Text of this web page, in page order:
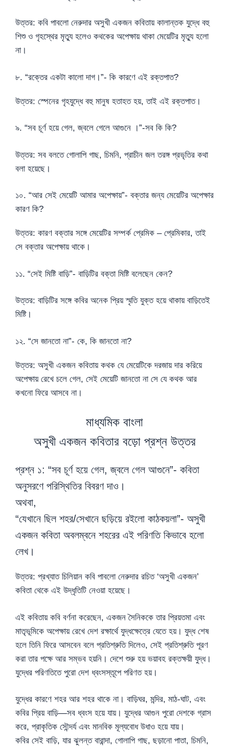
উত্তর: কবি পাবলো নেরুদার অসুখী একজন কবিতায় কালান্তক যুদ্ধে বহু
শিশু ও গৃহস্থের মৃত্যু হলেও কথকের অপেক্ষায় থাকা মেয়েটির মৃত্যু হলো
না।
৮. “রক্তের একটা কালো দাগ।”- কি কারণে এই রক্তপাত?
উত্তর: স্পেনের গৃহযুদ্ধে বহু মানুষ হতাহত হয়, তাই এই রক্তপাত।
৯. “সব চূর্ণ হয়ে গেল, জ্বলে গেলে আগুনে ।”-সব কি কি?
উত্তর: সব বলতে গোলাপি গাছ, চিমনি, প্রাচীন জল তরঙ্গ প্রভৃতির কথা
বলা হয়েছে।
১০. “আর সেই মেয়েটি আমার অপেক্ষায়”- বক্তার জন্য মেয়েটির অপেক্ষার
কারণ কি?
উত্তর: কারণ বক্তার সঙ্গে মেয়েটির সম্পর্ক প্রেমিক – প্রেমিকার, তাই
সে বক্তার অপেক্ষায় থাকে।
১১. “সেই মিষ্টি বাড়ি”- বাড়িটির বক্তা মিষ্টি বলেছেন কেন?
উত্তর: বাড়িটির সঙ্গে কবির অনেক প্রিয় স্মৃতি যুক্ত হয়ে থাকায় বাড়িতেই
মিষ্টি।
১২. “সে জানতো না”- কে, কি জানতো না?
উত্তর: অসুখী একজন কবিতায় কথক যে মেয়েটিকে দরজায় দার করিয়ে
অপেক্ষায় রেখে চলে গেল, সেই মেয়েটি জানতো না সে যে কথক আর
কখনো ফিরে আসবে না।
মাধ্যমিক বাংলা
অসুখী একজন কবিতার বড়ো প্রশ্ন উত্তর
প্রশ্ন ১: “সব চূর্ণ হয়ে গেল, জ্বলে গেল আগুনে”- কবিতা
অনুসরণে পরিস্থিতির বিবরণ দাও।
অথবা,
“যেখানে ছিল শহর/সেখানে ছড়িয়ে রইলো কাঠকয়লা”- অসুখী
একজন কবিতা অবলম্বনে শহরের এই পরিণতি কিভাবে হলো
লেখ।
উত্তর: প্রখ্যাত চিলিয়ান কবি পাবলো নেরুদার রচিত ‘অসুখী একজন’
কবিতা থেকে এই উদ্ধৃতিটি নেওয়া হয়েছে।
এই কবিতায় কবি বর্ণনা করেছেন, একজন সৈনিককে তার প্রিয়তমা এবং
মাতৃভূমিকে অপেক্ষায় রেখে দেশ রক্ষার্থে যুদ্ধক্ষেত্রে যেতে হয়। যুদ্ধ শেষ
হলে তিনি ফিরে আসবেন বলে প্রতিশ্রুতি দিলেও, সেই প্রতিশ্রুতি পূরণ
করা তার পক্ষে আর সম্ভব হয়নি। দেশে শুরু হয় ভয়াবহ রক্তক্ষয়ী যুদ্ধ।
যুদ্ধের পরিণতিতে পুরো দেশ ধ্বংসস্তূপে পরিণত হয়।
যুদ্ধের কারণে শহর আর শহর থাকে না। বাড়িঘর, মন্দির, মাঠ-ঘাট, এবং
কবির প্রিয় বাড়ি—সব ধ্বংস হয়ে যায়। যুদ্ধের আগুন পুরো দেশকে গ্রাস
করে, প্রাকৃতিক সৌন্দর্য এবং মানবিক মূল্যবোধ উধাও হয়ে যায়।
কবির সেই বাড়ি, যার ঝুলন্ত বারান্দা, গোলাপি গাছ, ছড়ানো পাতা, চিমনি,